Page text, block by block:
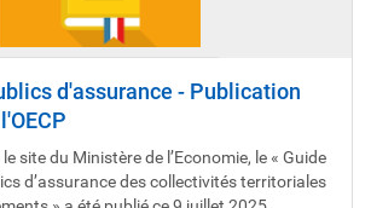
d'assurance - Publication
site du Ministère de l’Economie, le « Guide
d’assurance des collectivités territoriales